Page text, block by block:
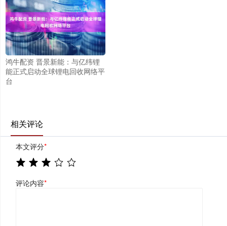
鸿牛配资 晋景新能：与亿纬锂
能正式启动全球锂电回收网络平
台
相关评论
本文评分*
评论内容*